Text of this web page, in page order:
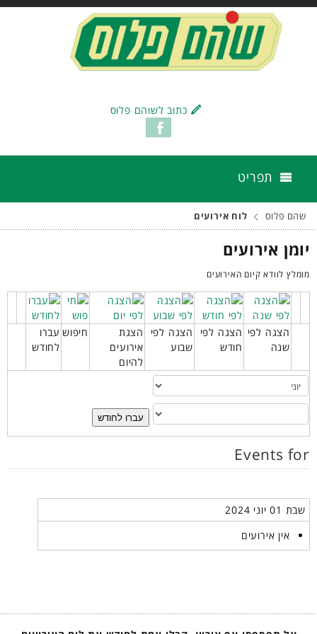
כתוב לשוהם פלוס
תפריט
שהם פלוס לוח אירועים
יומן אירועים
מומלץ לוודא קיום האירועים
הצגה לפי
שנה
הצגה לפי
חודש
הצגה לפי
שבוע
הצגת
אירועים
להיום
חיפוש עברו
לחודש
עברו לחודש
Events for
שבת 01 יוני 2024
אין אירועים